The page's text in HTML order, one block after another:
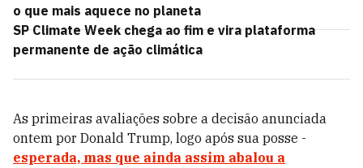
o que mais aquece no planeta
SP Climate Week chega ao fim e vira plataforma
permanente de ação climática
As primeiras avaliações sobre a decisão anunciada
ontem por Donald Trump, logo após sua posse -
esperada, mas que ainda assim abalou a